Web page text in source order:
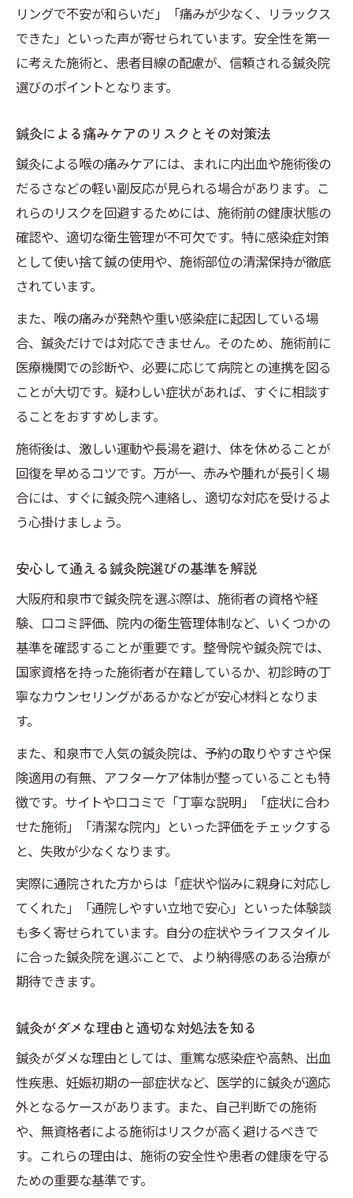
リングで不安が和らいだ」「痛みが少なく、リラックス
できた」といった声が寄せられています。安全性を第一
に考えた施術と、患者目線の配慮が、信頼される鍼灸院
選びのポイントとなります。
鍼灸による痛みケアのリスクとその対策法
鍼灸による喉の痛みケアには、まれに内出血や施術後の
だるさなどの軽い副反応が見られる場合があります。こ
れらのリスクを回避するためには、施術前の健康状態の
確認や、適切な衛生管理が不可欠です。特に感染症対策
として使い捨て鍼の使用や、施術部位の清潔保持が徹底
されています。
また、喉の痛みが発熱や重い感染症に起因している場
合、鍼灸だけでは対応できません。そのため、施術前に
医療機関での診断や、必要に応じて病院との連携を図る
ことが大切です。疑わしい症状があれば、すぐに相談す
ることをおすすめします。
施術後は、激しい運動や長湯を避け、体を休めることが
回復を早めるコツです。万が一、赤みや腫れが長引く場
合には、すぐに鍼灸院へ連絡し、適切な対応を受けるよ
う心掛けましょう。
安心して通える鍼灸院選びの基準を解説
大阪府和泉市で鍼灸院を選ぶ際は、施術者の資格や経
験、口コミ評価、院内の衛生管理体制など、いくつかの
基準を確認することが重要です。整骨院や鍼灸院では、
国家資格を持った施術者が在籍しているか、初診時の丁
寧なカウンセリングがあるかなどが安心材料となりま
す。
また、和泉市で人気の鍼灸院は、予約の取りやすさや保
険適用の有無、アフターケア体制が整っていることも特
徴です。サイトや口コミで「丁寧な説明」「症状に合わ
せた施術」「清潔な院内」といった評価をチェックする
と、失敗が少なくなります。
実際に通院された方からは「症状や悩みに親身に対応し
てくれた」「通院しやすい立地で安心」といった体験談
も多く寄せられています。自分の症状やライフスタイル
に合った鍼灸院を選ぶことで、より納得感のある治療が
期待できます。
鍼灸がダメな理由と適切な対処法を知る
鍼灸がダメな理由としては、重篤な感染症や高熱、出血
性疾患、妊娠初期の一部症状など、医学的に鍼灸が適応
外となるケースがあります。また、自己判断での施術
や、無資格者による施術はリスクが高く避けるべきで
す。これらの理由は、施術の安全性や患者の健康を守る
ための重要な基準です。